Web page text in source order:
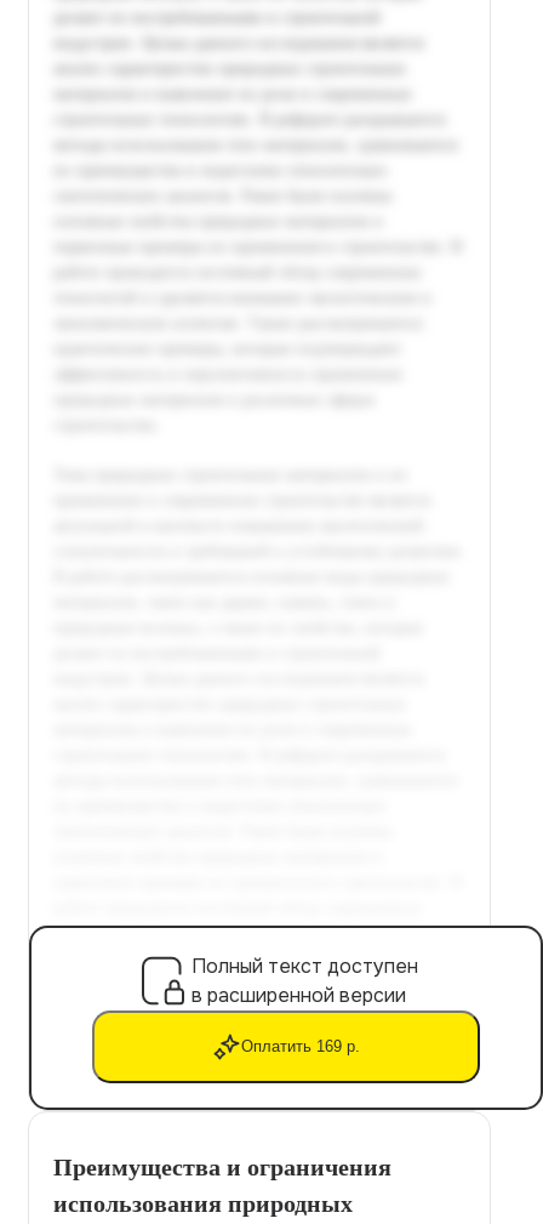
Полный текст доступен
в расширенной версии
Оплатить 169 р.
Преимущества и ограничения
использования природных